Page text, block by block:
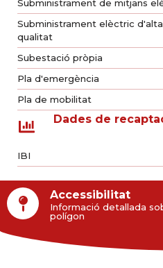
Subministrament de mitjans
Subministrament elèctric d'alta
qualitat
Subestació pròpia
Pla d'emergència
Pla de mobilitat
Dades de
IBI
Accessibilitat
Informació detallada
polígon